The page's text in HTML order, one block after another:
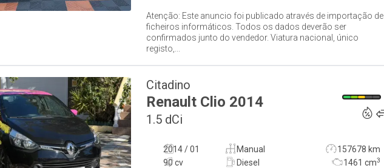
Atenção: Este anuncio foi publicado através de importação de
ficheiros informáticos. Todos os dados deverão ser
confirmados junto do vendedor. Viatura nacional, único
registo,...
Citadino
Renault Clio 2014
1.5 dCi
2014 / 01 Manual
157678 km
90 cv
Diesel 1461 cm3